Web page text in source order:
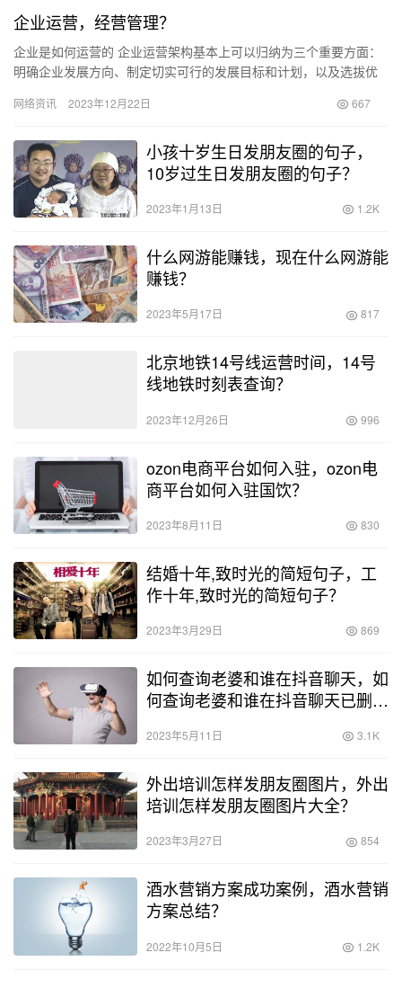
企业运营，经营管理？
企业是如何运营的 企业运营架构基本上可以归纳为三个重要方面：
明确企业发展方向、制定切实可行的发展目标和计划，以及选拔优
须…
网络资讯 2023年12月22日 667
小孩十岁生日发朋友圈的句子，
10岁过生日发朋友圈的句子？
2023年1月13日 1.2K
什么网游能赚钱，现在什么网游能
赚钱？
2023年5月17日 817
北京地铁14号线运营时间，14号
线地铁时刻表查询？
2023年12月26日 996
ozon电商平台如何入驻，ozon电
商平台如何入驻国饮？
2023年8月11日 830
结婚十年,致时光的简短句子，工
作十年,致时光的简短句子？
2023年3月29日 869
如何查询老婆和谁在抖音聊天，如
何查询老婆和谁在抖音聊天已删
2023年5月11日 3.1K
外出培训怎样发朋友圈图片，外出
培训怎样发朋友圈图片大全？
2023年3月27日 854
酒水营销方案成功案例，酒水营销
方案总结？
2022年10月5日 1.2K